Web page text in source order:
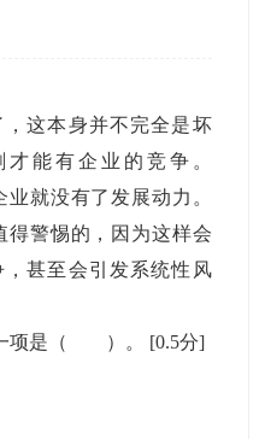
这本身并不完全是坏
才能有企业的竞争。
业就没有了发展动力。
得警惕的，因为这样会
甚至会引发系统性风
一项是（ ）。 [0.5分]